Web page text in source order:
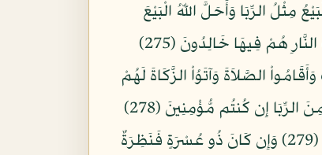
مِثْلُ الرِّبَا وَأَحَلَّ اللّهُ الْبَيْعَ
وَحَرَّمَ الرِّبَا فَمَن جَاءهُ مَوْعِظَةٌ مِّن رَّبِّهِ فَانتَهَىَ فَلَهُ مَا سَلَفَ وَأَمْرُهُ إِلَى اللّهِ وَمَنْ عَادَ فَأُوْلَئِكَ أَصْحَابُ النَّارِ هُمْ فِيهَا خَالِدُونَ (275)
آمَنُواْ وَعَمِلُواْ الصَّالِحَاتِ وَأَقَامُواْ الصَّلاَةَ وَآتَوُاْ الزَّكَاةَ لَهُمْ
أَجْرُهُمْ عِندَ رَبِّهِمْ وَلاَ خَوْفٌ عَلَيْهِمْ وَلاَ هُمْ يَحْزَنُونَ (277) يَا أَيُّهَا الَّذِينَ آمَنُواْ اتَّقُواْ اللّهَ وَذَرُواْ مَا بَقِيَ مِنَ الرِّبَا إِن كُنتُم مُّؤْمِنِينَ (278)
فَإِن لَّمْ تَفْعَلُواْ فَأْذَنُواْ بِحَرْبٍ مِّنَ اللّهِ وَرَسُولِهِ وَإِن تُبْتُمْ فَلَكُمْ رُؤُوسُ أَمْوَالِكُمْ لاَ تَظْلِمُونَ وَلاَ تُظْلَمُونَ (279) وَإِن كَانَ ذُو عُسْرَةٍ فَنَظِرَةٌ